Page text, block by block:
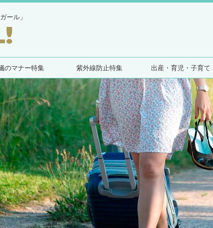
ール」
のマナー特集 紫外線防止特集 出産・育児・子育て